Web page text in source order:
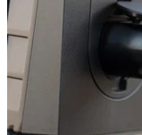
Mobil lader til elbil
Genoplad ved